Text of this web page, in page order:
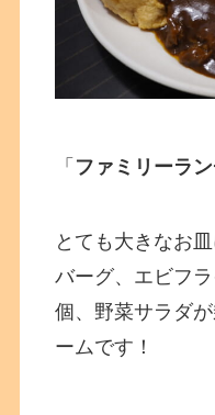
「 ファミリーラ
とても大きなお
バーグ、エビフ
個、野菜サラダ
ームです！